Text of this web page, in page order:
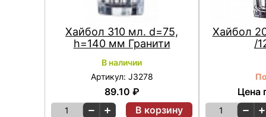
Хайбол 310 мл. d=75,
h=140 мм Гранити
В наличии
Артикул: J3278
89.10 ₽
1 В корзину
Хайбол
/
Цена
1